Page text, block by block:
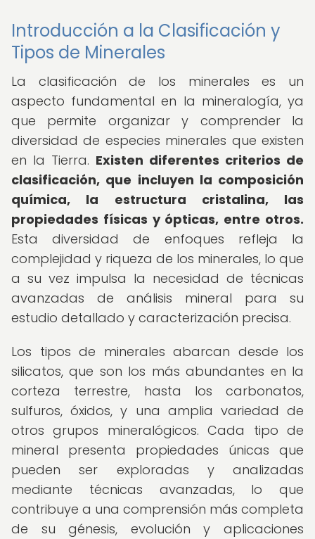
Introducción a la Clasificación y
Tipos de Minerales
La clasificación de los minerales es un
aspecto fundamental en la mineralogía, ya
que permite organizar y comprender la
diversidad de especies minerales que existen
en la Tierra. Existen diferentes criterios de
clasificación, que incluyen la composición
química, la estructura cristalina, las
propiedades físicas y ópticas, entre otros.
Esta diversidad de enfoques refleja la
complejidad y riqueza de los minerales, lo que
a su vez impulsa la necesidad de técnicas
avanzadas de análisis mineral para su
estudio detallado y caracterización precisa.
Los tipos de minerales abarcan desde los
silicatos, que son los más abundantes en la
corteza terrestre, hasta los carbonatos,
sulfuros, óxidos, y una amplia variedad de
otros grupos mineralógicos. Cada tipo de
mineral presenta propiedades únicas que
pueden ser exploradas y analizadas
mediante técnicas avanzadas, lo que
contribuye a una comprensión más completa
de su génesis, evolución y aplicaciones